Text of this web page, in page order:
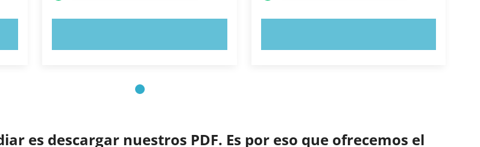
es descargar nuestros PDF. Es por eso que ofrecemos el